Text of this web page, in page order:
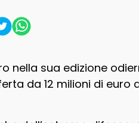
nella sua edizione
da 12 milioni di euro